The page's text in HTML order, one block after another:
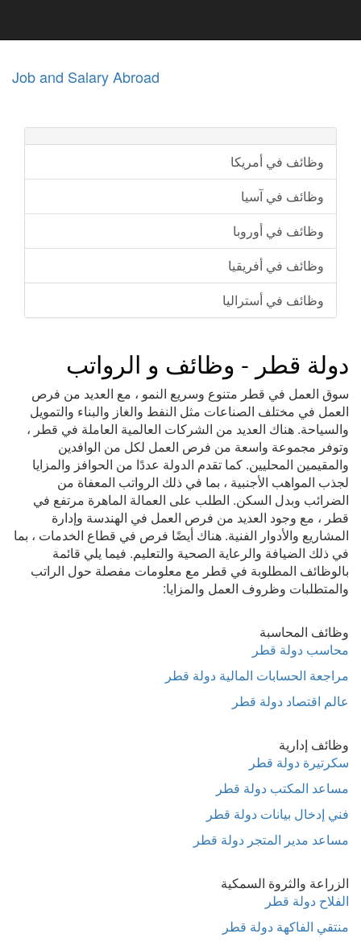
Job and Salary Abroad
وظائف في أمريكا
وظائف في آسيا
وظائف في أوروبا
وظائف في أفريقيا
وظائف في أستراليا
دولة قطر - وظائف و الرواتب
سوق العمل في قطر متنوع وسريع النمو ، مع العديد من فرص
العمل في مختلف الصناعات مثل النفط والغاز والبناء والتمويل
والسياحة. هناك العديد من الشركات العالمية العاملة في قطر ،
وتوفر مجموعة واسعة من فرص العمل لكل من الوافدين
والمقيمين المحليين. كما تقدم الدولة عددًا من الحوافز والمزايا
لجذب المواهب الأجنبية ، بما في ذلك الرواتب المعفاة من
الضرائب وبدل السكن. الطلب على العمالة الماهرة مرتفع في
قطر ، مع وجود العديد من فرص العمل في الهندسة وإدارة
المشاريع والأدوار الفنية. هناك أيضًا فرص في قطاع الخدمات ، بما
في ذلك الضيافة والرعاية الصحية والتعليم. فيما يلي قائمة
بالوظائف المطلوبة في قطر مع معلومات مفصلة حول الراتب
والمتطلبات وظروف العمل والمزايا:
وظائف المحاسبة
محاسب دولة قطر
مراجعة الحسابات المالية دولة قطر
عالم اقتصاد دولة قطر
وظائف إدارية
سكرتيرة دولة قطر
مساعد المكتب دولة قطر
فني إدخال بيانات دولة قطر
مساعد مدير المتجر دولة قطر
الزراعة والثروة السمكية
الفلاح دولة قطر
منتقي الفاكهة دولة قطر